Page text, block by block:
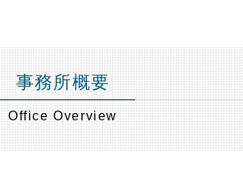
事務所概要
Office Overview